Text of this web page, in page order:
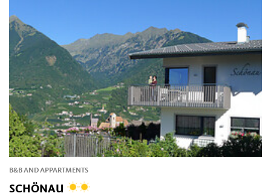
B&B AND APPARTMENTS
SCHÖNAU